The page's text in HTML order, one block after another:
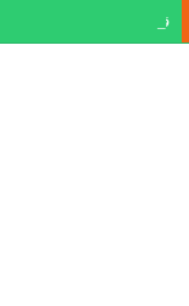
قمتان مبكرتان بين